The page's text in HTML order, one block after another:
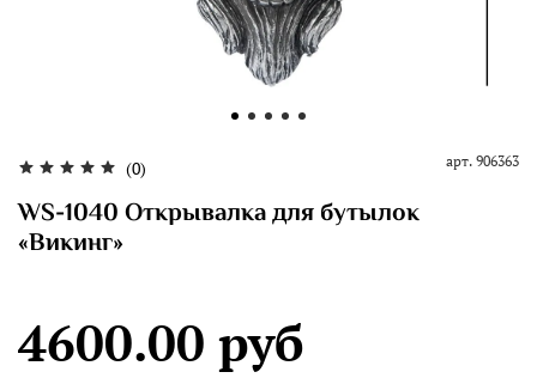
(0) арт. 906363
WS-1040 Открывалка для бутылок
«Викинг»
4600.00 руб